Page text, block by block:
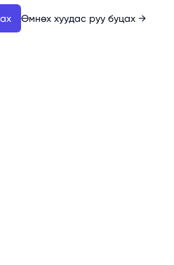
Өмнөх хуудас руу буцах →